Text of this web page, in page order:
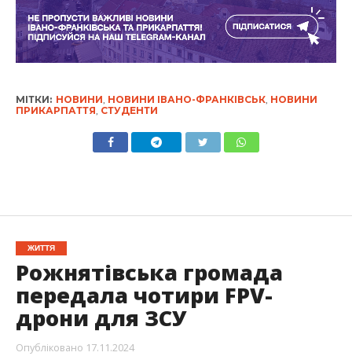
МІТКИ: НОВИНИ, НОВИНИ ІВАНО-ФРАНКІВСЬК, НОВИНИ
ПРИКАРПАТТЯ, СТУДЕНТИ
ЖИТТЯ
Рожнятівська громада
передала чотири FPV-
дрони для ЗСУ
Опубліковано 17.11.2024